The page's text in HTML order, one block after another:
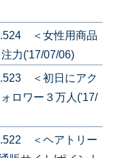
＜女性用商品
力('17/07/06)
＜初日にアク
ロワー３万人('17/
＜ヘアトリー